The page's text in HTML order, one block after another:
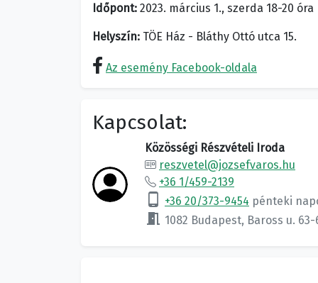
Időpont: 2023. március 1., szerda 18-20 óra
Helyszín: TÖE Ház - Bláthy Ottó utca 15.
Az esemény Facebook-oldala
Kapcsolat:
Közösségi Részvételi Iroda
reszvetel@jozsefvaros.hu
+36 1/459-2139
phone_android +36 20/373-9454 pénteki
meeting_room 1082 Budapest, Baross u. 63-